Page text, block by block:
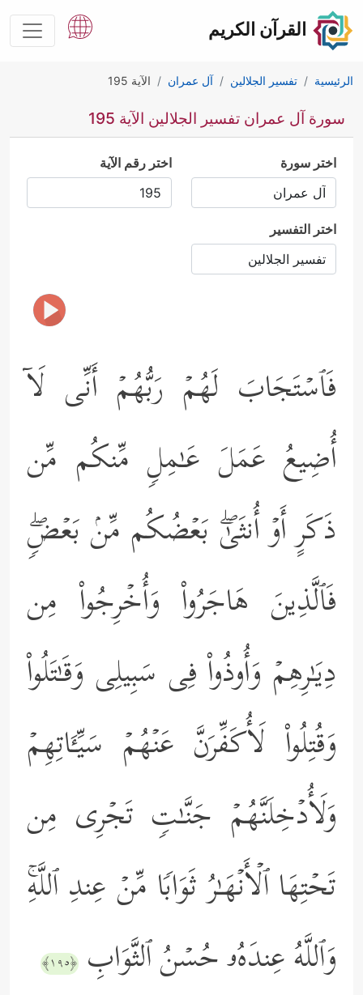
القرآن الكريم
الرئيسية تفسير الجلالين آل عمران الآية 195
سورة آل عمران تفسير الجلالين الآية 195
اختر سورة اختر رقم الآية
اختر التفسير
فَٱسۡتَجَابَ لَهُمۡ رَبُّهُمۡ أَنِّی لَاۤ
أُضِیعُ عَمَلَ عَـٰمِلࣲ مِّنكُم مِّن
ذَكَرٍ أَوۡ أُنثَىٰۖ بَعۡضُكُم مِّنۢ بَعۡضࣲۖ
فَٱلَّذِینَ هَاجَرُواْ وَأُخۡرِجُواْ مِن
دِیَـٰرِهِمۡ وَأُوذُواْ فِی سَبِیلِی وَقَـٰتَلُواْ
وَقُتِلُواْ لَأُكَفِّرَنَّ عَنۡهُمۡ سَیِّـَٔاتِهِمۡ
وَلَأُدۡخِلَنَّهُمۡ جَنَّـٰتࣲ تَجۡرِی مِن
تَحۡتِهَا ٱلۡأَنۡهَـٰرُ ثَوَابࣰا مِّنۡ عِندِ ٱللَّهِۚ
وَٱللَّهُ عِندَهُۥ حُسۡنُ ٱلثَّوَابِ ﴿١٩٥﴾